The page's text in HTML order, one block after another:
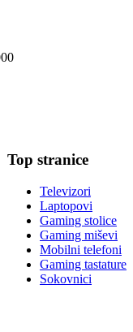
Top stranice
Televizori
Laptopovi
Gaming stolice
Gaming miševi
Mobilni telefoni
Gaming tastature
Sokovnici